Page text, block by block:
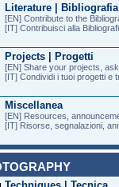
Literature | Bibliografia
[EN] Contribute to the
[IT] Contribuisci alla
Projects | Progetti
[EN] Share your projects,
[IT] Condividi i tuoi progetti e
Miscellanea
[EN] Resources,
[IT] Risorse, segnalazioni,